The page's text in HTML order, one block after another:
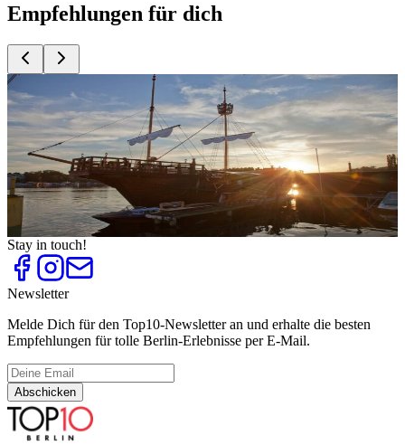
Empfehlungen für dich
Top
Ausflugslokale am Wasser
Top10
Biergärten
Top10
Restaurants mit Aussicht und Dachterrasse
Top10
Restaurants mit Kamin
Top
10
Restaurantschiffe
Stay in touch!
Newsletter
Melde Dich für den Top10-Newsletter an und erhalte die besten
Empfehlungen für tolle Berlin-Erlebnisse per E-Mail.
Abschicken